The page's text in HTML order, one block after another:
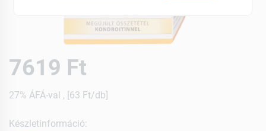
7619 Ft
27% ÁFÁ-val , [63 Ft/db]
Készletinformáció: